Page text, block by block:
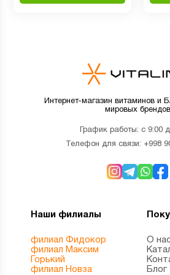
Интернет-магазин витаминов и
мировых брендов
График работы: с 9:00
Телефон для связи: +998
Наши филиалы
филиал Фидокор
филиал Максим
Горький
филиал Новза
О
Блог